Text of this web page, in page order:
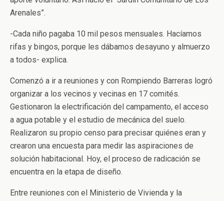
Arenales”.
-Cada niño pagaba 10 mil pesos mensuales. Hacíamos
rifas y bingos, porque les dábamos desayuno y almuerzo
a todos- explica.
Comenzó a ir a reuniones y con Rompiendo Barreras logró
organizar a los vecinos y vecinas en 17 comités.
Gestionaron la electrificación del campamento, el acceso
a agua potable y el estudio de mecánica del suelo.
Realizaron su propio censo para precisar quiénes eran y
crearon una encuesta para medir las aspiraciones de
solución habitacional. Hoy, el proceso de radicación se
encuentra en la etapa de diseño.
Entre reuniones con el Ministerio de Vivienda y la